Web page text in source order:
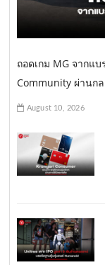
ถอดเกม MG จากแ
Community ผ่านก
August 10, 2026